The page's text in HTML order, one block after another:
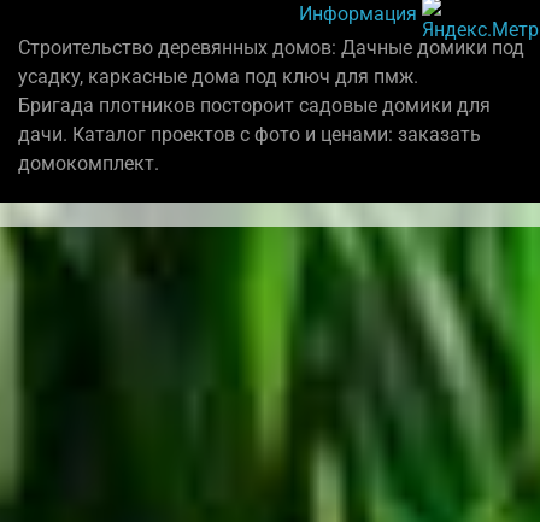
Информация
Строительство деревянных домов: Дачные домики под
усадку, каркасные дома под ключ для пмж.
Бригада плотников постороит садовые домики для
дачи. Каталог проектов с фото и ценами: заказать
домокомплект.